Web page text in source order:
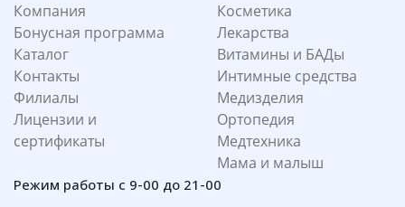
Компания
Бонусная программа
Каталог
Контакты
Филиалы
Лицензии и
сертификаты
Косметика
Лекарства
Витамины и БАДы
Интимные средства
Медизделия
Ортопедия
Медтехника
Мама и малыш
Режим работы с 9-00 до 21-00